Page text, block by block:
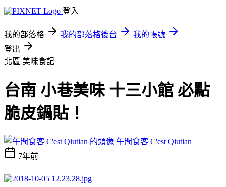
登入
我的部落格 我的部落格後台
我的帳號
登出
北區 美味食記
台南 小巷美味 十三小館 必點
脆皮鍋貼！
午間食客 C'est Qiutian
7年前